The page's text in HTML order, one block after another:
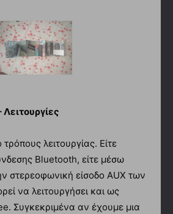
λειτουργίας. Είτε
Bluetooth, είτε μέσω
στερεοφωνική είσοδο AUX των
να λειτουργήσει και ως
Συγκεκριμένα αν έχουμε μια